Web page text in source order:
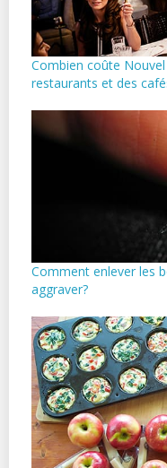
Combien coûte
restaurants et des
Comment enlever les
aggraver?